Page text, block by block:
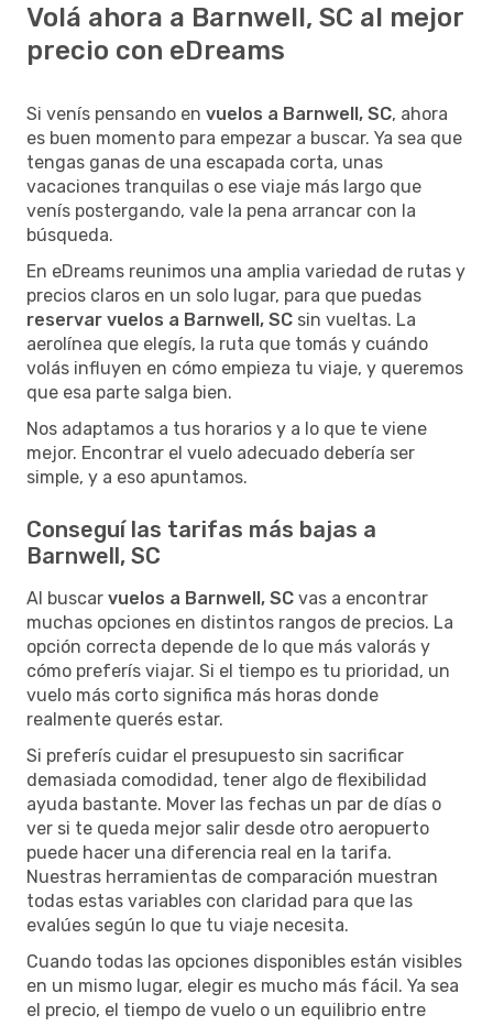
Volá ahora a Barnwell, SC al mejor
precio con eDreams
Si venís pensando en vuelos a Barnwell, SC, ahora
es buen momento para empezar a buscar. Ya sea que
tengas ganas de una escapada corta, unas
vacaciones tranquilas o ese viaje más largo que
venís postergando, vale la pena arrancar con la
búsqueda.
En eDreams reunimos una amplia variedad de rutas y
precios claros en un solo lugar, para que puedas
reservar vuelos a Barnwell, SC sin vueltas. La
aerolínea que elegís, la ruta que tomás y cuándo
volás influyen en cómo empieza tu viaje, y queremos
que esa parte salga bien.
Nos adaptamos a tus horarios y a lo que te viene
mejor. Encontrar el vuelo adecuado debería ser
simple, y a eso apuntamos.
Conseguí las tarifas más bajas a
Barnwell, SC
Al buscar vuelos a Barnwell, SC vas a encontrar
muchas opciones en distintos rangos de precios. La
opción correcta depende de lo que más valorás y
cómo preferís viajar. Si el tiempo es tu prioridad, un
vuelo más corto significa más horas donde
realmente querés estar.
Si preferís cuidar el presupuesto sin sacrificar
demasiada comodidad, tener algo de flexibilidad
ayuda bastante. Mover las fechas un par de días o
ver si te queda mejor salir desde otro aeropuerto
puede hacer una diferencia real en la tarifa.
Nuestras herramientas de comparación muestran
todas estas variables con claridad para que las
evalúes según lo que tu viaje necesita.
Cuando todas las opciones disponibles están visibles
en un mismo lugar, elegir es mucho más fácil. Ya sea
el precio, el tiempo de vuelo o un equilibrio entre